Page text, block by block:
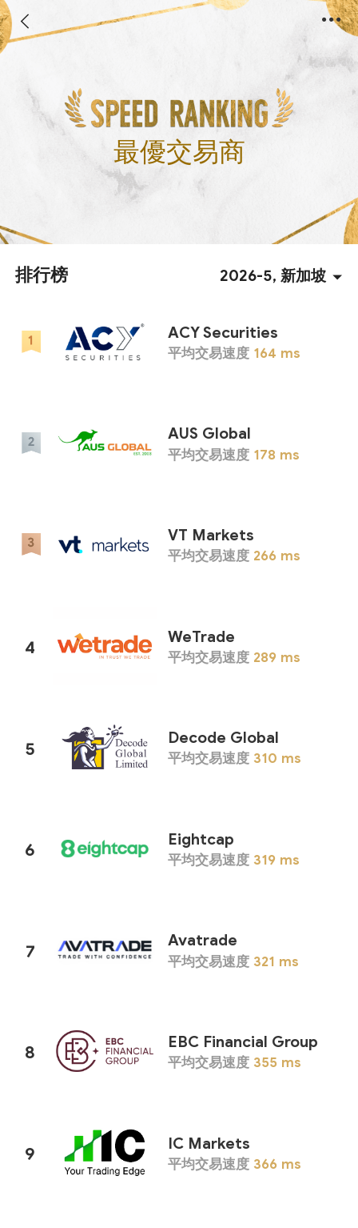
最優交易商
排行榜 2026-5, 新加坡
ACY Securities
平均交易速度 164 ms
AUS Global
平均交易速度 178 ms
VT Markets
平均交易速度 266 ms
4 WeTrade
平均交易速度 289 ms
5 Decode Global
平均交易速度 310 ms
6 Eightcap
平均交易速度 319 ms
7 Avatrade
平均交易速度 321 ms
8 EBC Financial Group
平均交易速度 355 ms
9 IC Markets
平均交易速度 366 ms